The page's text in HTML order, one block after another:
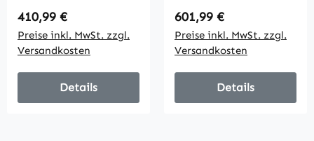
Fernbedienung und
Seitentaschen, Grau
Regulärer Preis:
410,99 €
Preise inkl. MwSt. zzgl.
Versandkosten
Details
Massagefunktion,
Polstersessel mit
Aufstehfunktion,
Metall, Stoff, Grau
Regulärer Preis:
601,99 €
Preise inkl. MwSt. zzgl.
Versandkosten
Details